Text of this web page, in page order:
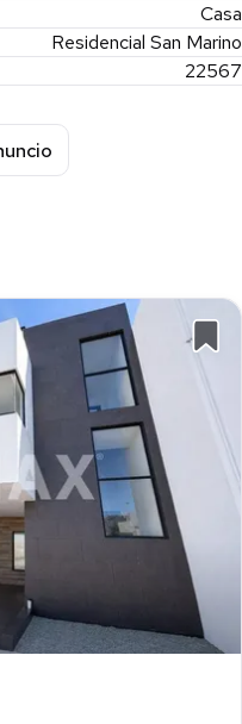
Casa
Residencial San Marino
22567